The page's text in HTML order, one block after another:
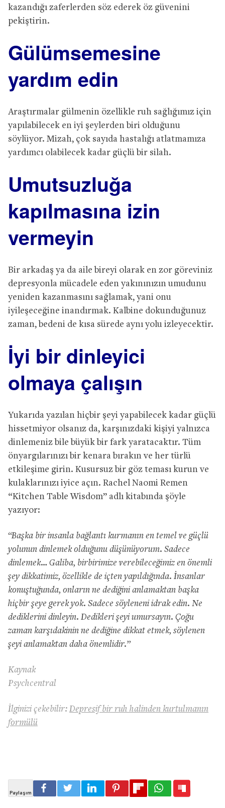
kazandığı zaferlerden söz ederek öz güvenini
pekiştirin.
Gülümsemesine
yardım edin
Araştırmalar gülmenin özellikle ruh sağlığımız için
yapılabilecek en iyi şeylerden biri olduğunu
söylüyor. Mizah, çok sayıda hastalığı atlatmamıza
yardımcı olabilecek kadar güçlü bir silah.
Umutsuzluğa
kapılmasına izin
vermeyin
Bir arkadaş ya da aile bireyi olarak en zor göreviniz
depresyonla mücadele eden yakınınızın umudunu
yeniden kazanmasını sağlamak, yani onu
iyileşeceğine inandırmak. Kalbine dokunduğunuz
zaman, bedeni de kısa sürede aynı yolu izleyecektir.
İyi bir dinleyici
olmaya çalışın
Yukarıda yazılan hiçbir şeyi yapabilecek kadar güçlü
hissetmiyor olsanız da, karşınızdaki kişiyi yalnızca
dinlemeniz bile büyük bir fark yaratacaktır. Tüm
önyargılarınızı bir kenara bırakın ve her türlü
etkileşime girin. Kusursuz bir göz teması kurun ve
kulaklarınızı iyice açın. Rachel Naomi Remen
“Kitchen Table Wisdom” adlı kitabında şöyle
yazıyor:
“Başka bir insanla bağlantı kurmanın en temel ve güçlü
yolunun dinlemek olduğunu düşünüyorum. Sadece
dinlemek… Galiba, birbirimize verebileceğimiz en önemli
şey dikkatimiz, özellikle de içten yapıldığında. İnsanlar
konuştuğunda, onların ne dediğini anlamaktan başka
hiçbirşeye gerek yok. Sadece söyleneni idrak edin. Ne
dediklerini dinleyin. Dediklerişeyi umursayın. Çoğu
zaman karşıdakinin ne dediğine dikkat etmek, söylenen
şeyi anlamaktan daha önemlidir.”
Kaynak
Psychcentral
İlginizi çekebilir: Depresif bir ruh halinden kurtulmanın
formülü